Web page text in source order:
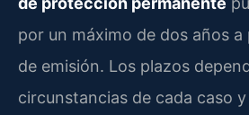
por un máximo de dos años
de emisión. Los plazos
circunstancias de cada caso